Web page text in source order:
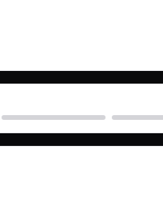
Roblox Skate